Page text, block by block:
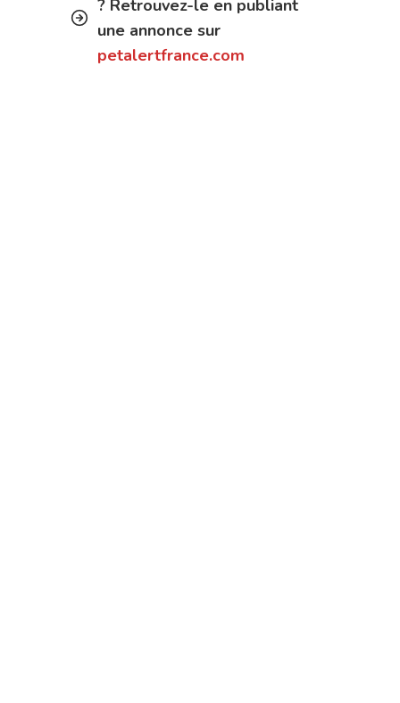
? Retrouvez-le en publiant
une annonce sur
petalertfrance.com